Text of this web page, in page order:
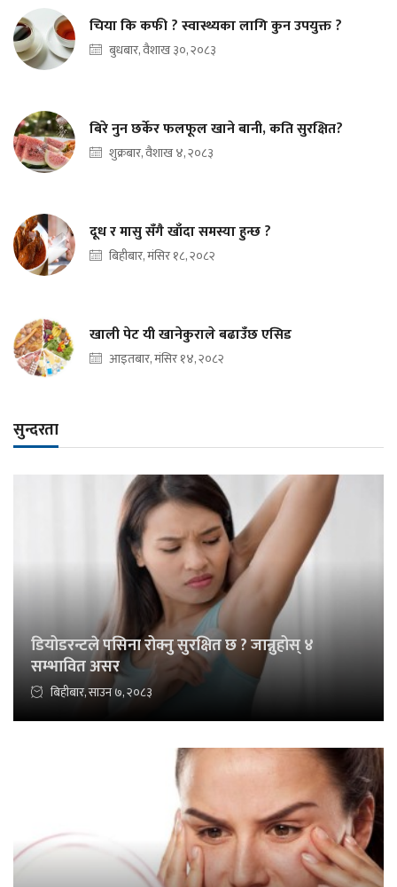
चिया कि कफी ? स्वास्थ्यका लागि कुन उपयुक्त ?
बुधबार, वैशाख ३०, २०८३
बिरे नुन छर्केर फलफूल खाने बानी, कति सुरक्षित?
शुक्रबार, वैशाख ४, २०८३
दूध र मासु सँगै खाँदा समस्या हुन्छ ?
बिहीबार, मंसिर १८, २०८२
खाली पेट यी खानेकुराले बढाउँछ एसिड
आइतबार, मंसिर १४, २०८२
सुन्दरता
डियोडरन्टले पसिना रोक्नु सुरक्षित छ ? जान्नुहोस् ४
सम्भावित असर
बिहीबार, साउन ७, २०८३